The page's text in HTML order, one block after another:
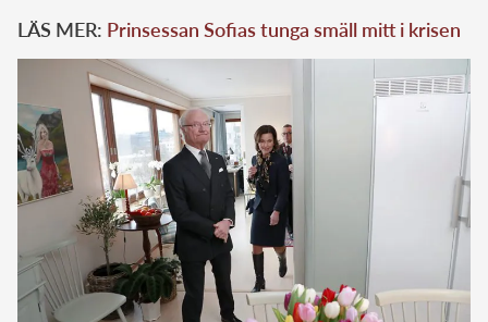
LÄS MER: Prinsessan Sofias tunga smäll mitt i krisen